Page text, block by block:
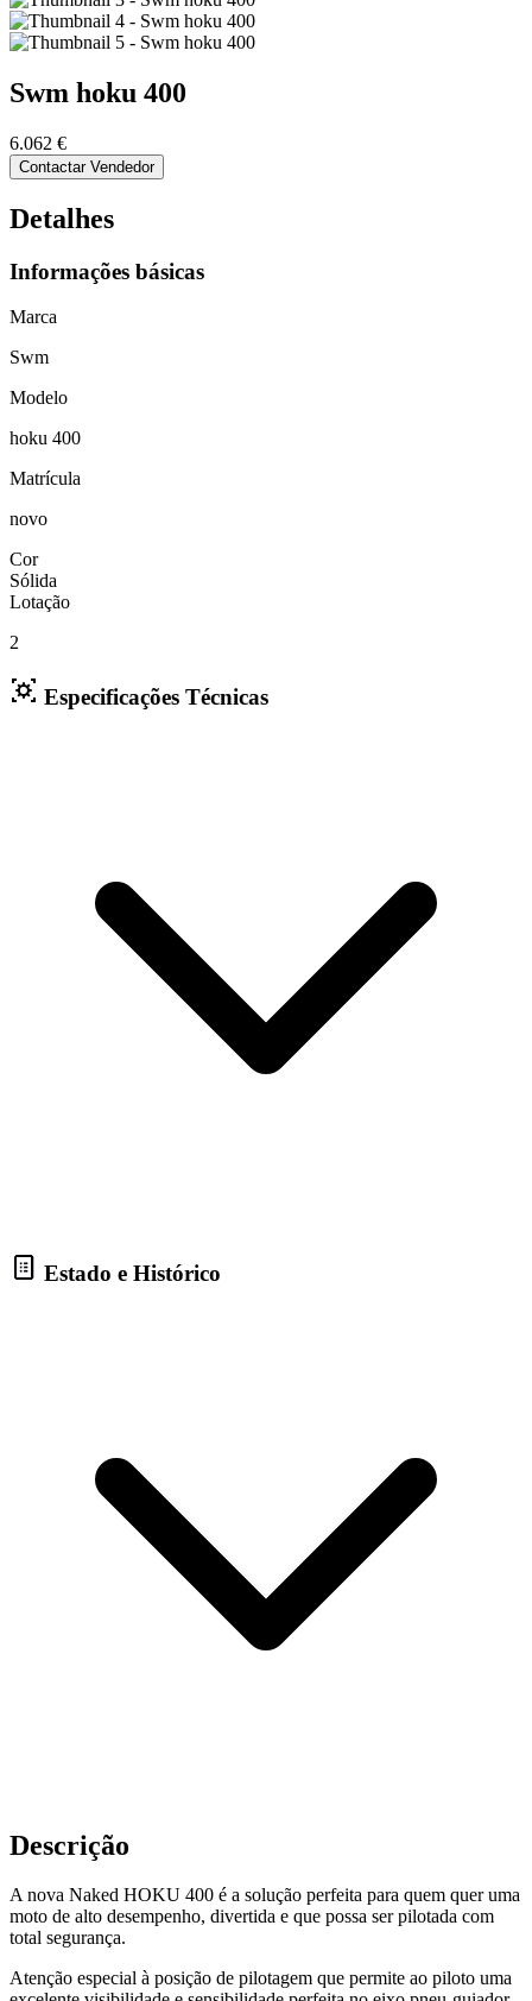
Swm hoku 400
6.062 €
Contactar Vendedor
Detalhes
Informações básicas
Marca
Swm
Modelo
hoku 400
Matrícula
novo
Cor
Sólida
Lotação
2
Especificações Técnicas
Estado e Histórico
Descrição
A nova Naked HOKU 400 é a solução perfeita para quem quer uma
moto de alto desempenho, divertida e que possa ser pilotada com
total segurança.
Atenção especial à posição de pilotagem que permite ao piloto uma